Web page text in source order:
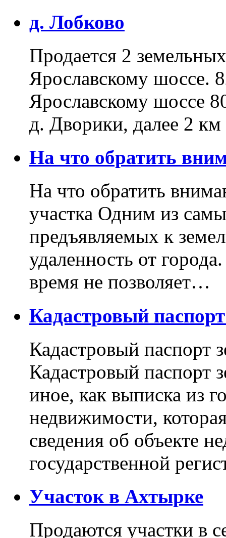
д. Лобково
Продается 2
Ярославскому
Ярославскому шоссе
д. Дворики, далее 2
На что обратить
На что обратить
участка Одним из
предъявляемых к
удаленность от
время не позволяет…
Кадастровый
Кадастровый паспорт
Кадастровый паспорт
иное, как выписка из
недвижимости,
сведения об объекте
государственной
Участок в Ахтырке
Продаются участки в